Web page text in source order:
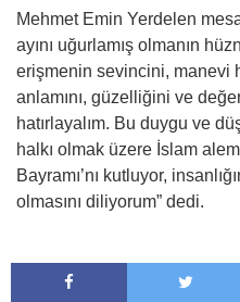
Mehmet Emin Yerdelen
ayını uğurlamış olmanın
erişmenin sevincini, manevi
anlamını, güzelliğini ve
hatırlayalım. Bu duygu ve
halkı olmak üzere İslam
Bayramı’nı kutluyor,
olmasını diliyorum” dedi.